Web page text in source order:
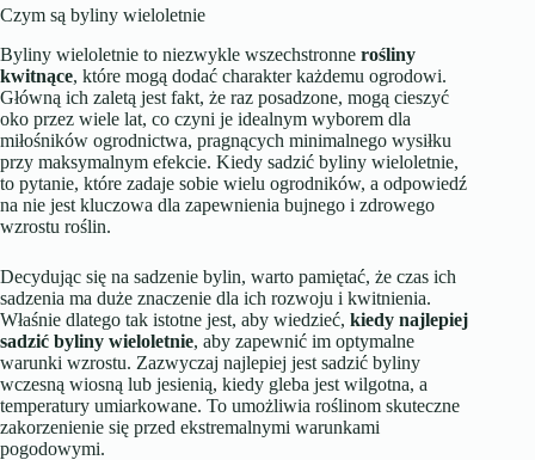
Czym są byliny wieloletnie
Byliny wieloletnie to niezwykle wszechstronne rośliny
kwitnące, które mogą dodać charakter każdemu ogrodowi.
Główną ich zaletą jest fakt, że raz posadzone, mogą cieszyć
oko przez wiele lat, co czyni je idealnym wyborem dla
miłośników ogrodnictwa, pragnących minimalnego wysiłku
przy maksymalnym efekcie. Kiedy sadzić byliny wieloletnie,
to pytanie, które zadaje sobie wielu ogrodników, a odpowiedź
na nie jest kluczowa dla zapewnienia bujnego i zdrowego
wzrostu roślin.
Decydując się na sadzenie bylin, warto pamiętać, że czas ich
sadzenia ma duże znaczenie dla ich rozwoju i kwitnienia.
Właśnie dlatego tak istotne jest, aby wiedzieć, kiedy najlepiej
sadzić byliny wieloletnie, aby zapewnić im optymalne
warunki wzrostu. Zazwyczaj najlepiej jest sadzić byliny
wczesną wiosną lub jesienią, kiedy gleba jest wilgotna, a
temperatury umiarkowane. To umożliwia roślinom skuteczne
zakorzenienie się przed ekstremalnymi warunkami
pogodowymi.